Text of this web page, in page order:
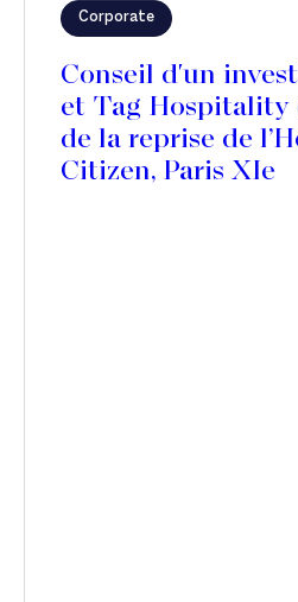
Corporate
Conseil d'un
et Tag Hospitality
de la reprise de
Citizen, Paris XIe